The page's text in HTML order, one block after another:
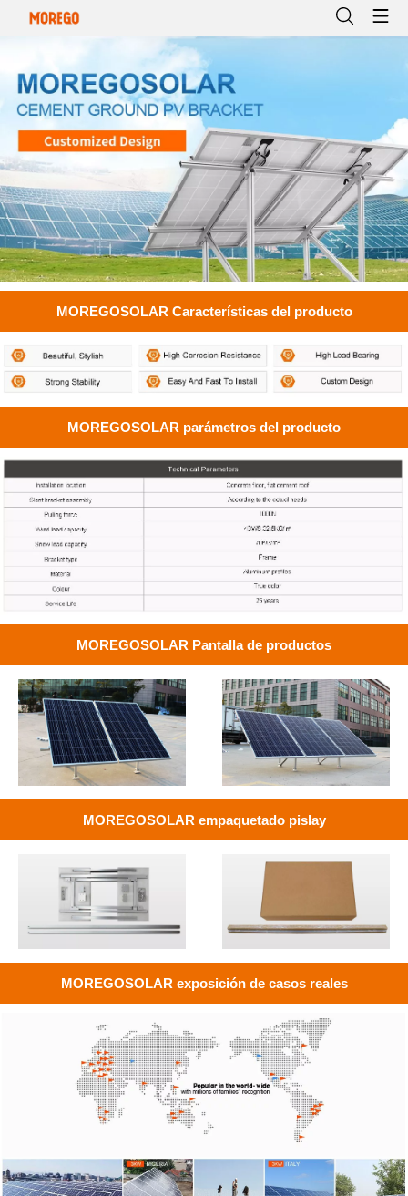
MOREGOSOLAR Características del producto
MOREGOSOLAR parámetros del producto
MOREGOSOLAR Pantalla de productos
MOREGOSOLAR empaquetado pislay
MOREGOSOLAR exposición de casos reales